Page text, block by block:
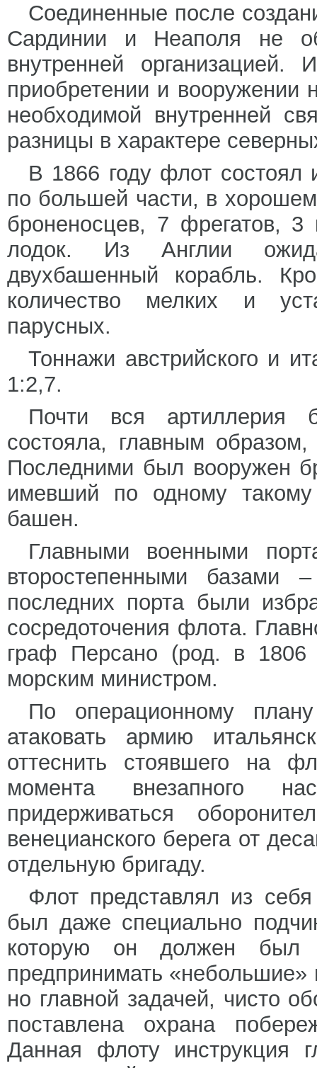
Соединенные после
Сардинии и Неаполя не
внутренней
приобретении и вооружении
необходимой внутренней
разницы в характере
В 1866 году флот состоял
по большей части, в
броненосцев, 7 фрегатов, 3
лодок. Из Англии
двухбашенный корабль.
количество мелких и
парусных.
Тоннажи австрийского и
1:2,7.
Почти вся артиллерия
состояла, главным
Последними был вооружен
имевший по одному
башен.
Главными военными
второстепенными
последних порта были
сосредоточения флота.
граф Персано (род. в 1806
морским министром.
По операционному
атаковать армию
оттеснить стоявшего на
момента внезапного
придерживаться
венецианского берега от
отдельную бригаду.
Флот представлял из
был даже специально
которую он должен был
предпринимать
но главной задачей, чисто
поставлена охрана
Данная флоту инструкция